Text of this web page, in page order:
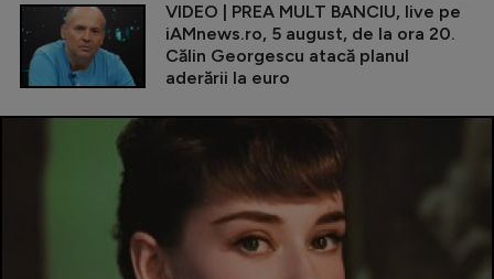
VIDEO | PREA MULT BANCIU, live pe
iAMnews.ro, 5 august, de la ora 20.
Călin Georgescu atacă planul
aderării la euro